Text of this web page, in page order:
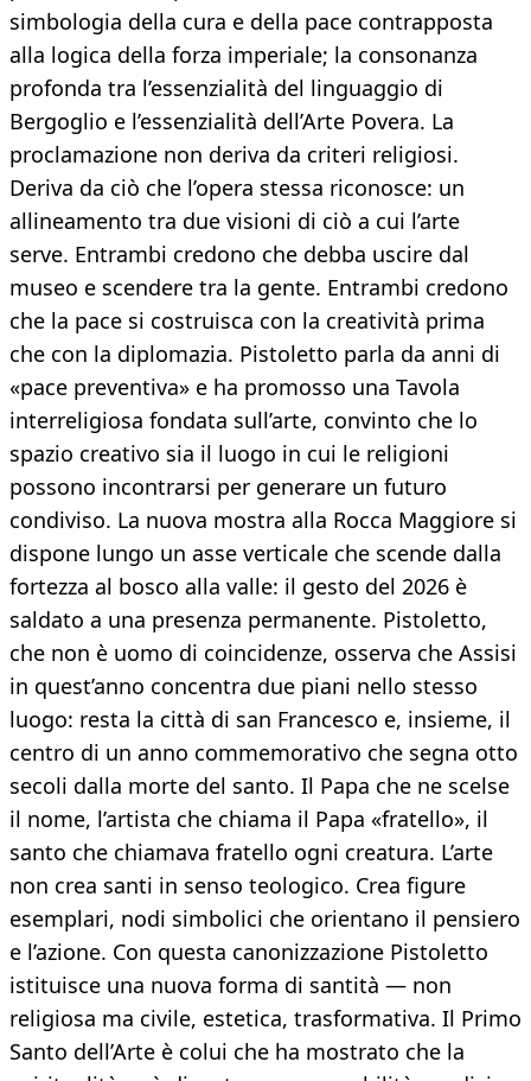
simbologia della cura e della pace contrapposta
alla logica della forza imperiale; la consonanza
profonda tra l’essenzialità del linguaggio di
Bergoglio e l’essenzialità dell’Arte Povera. La
proclamazione non deriva da criteri religiosi.
Deriva da ciò che l’opera stessa riconosce: un
allineamento tra due visioni di ciò a cui l’arte
serve. Entrambi credono che debba uscire dal
museo e scendere tra la gente. Entrambi credono
che la pace si costruisca con la creatività prima
che con la diplomazia. Pistoletto parla da anni di
«pace preventiva» e ha promosso una Tavola
interreligiosa fondata sull’arte, convinto che lo
spazio creativo sia il luogo in cui le religioni
possono incontrarsi per generare un futuro
condiviso. La nuova mostra alla Rocca Maggiore si
dispone lungo un asse verticale che scende dalla
fortezza al bosco alla valle: il gesto del 2026 è
saldato a una presenza permanente. Pistoletto,
che non è uomo di coincidenze, osserva che Assisi
in quest’anno concentra due piani nello stesso
luogo: resta la città di san Francesco e, insieme, il
centro di un anno commemorativo che segna otto
secoli dalla morte del santo. Il Papa che ne scelse
il nome, l’artista che chiama il Papa «fratello», il
santo che chiamava fratello ogni creatura. L’arte
non crea santi in senso teologico. Crea figure
esemplari, nodi simbolici che orientano il pensiero
e l’azione. Con questa canonizzazione Pistoletto
istituisce una nuova forma di santità — non
religiosa ma civile, estetica, trasformativa. Il Primo
Santo dell’Arte è colui che ha mostrato che la